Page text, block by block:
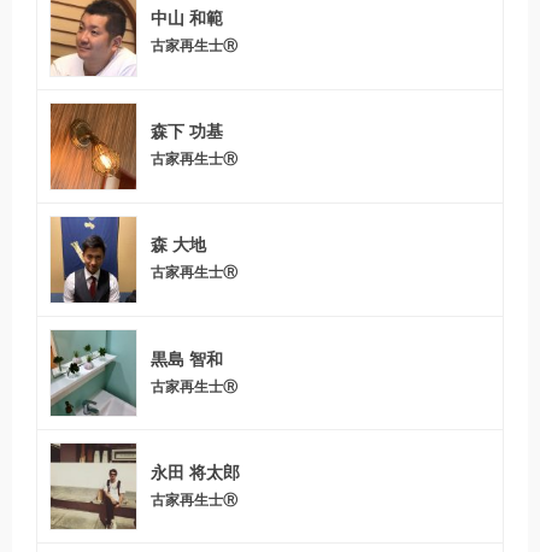
中山 和範
古家再生士Ⓡ
森下 功基
古家再生士Ⓡ
森 大地
古家再生士Ⓡ
黒島 智和
古家再生士Ⓡ
永田 将太郎
古家再生士Ⓡ